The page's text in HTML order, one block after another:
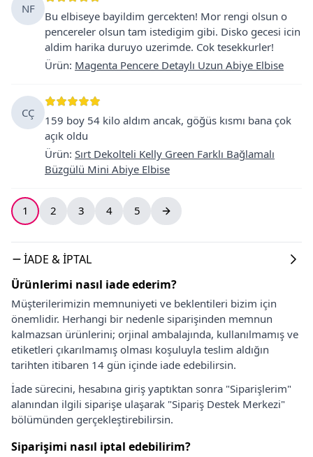
NF
Bu elbiseye bayildim gercekten! Mor rengi olsun o
pencereler olsun tam istedigim gibi. Disko gecesi icin
aldim harika duruyo uzerimde. Cok tesekkurler!
Ürün: Magenta Pencere Detaylı Uzun Abiye Elbise
CÇ
159 boy 54 kilo aldım ancak, göğüs kısmı bana çok
açık oldu
Ürün: Sırt Dekolteli Kelly Green Farklı Bağlamalı
Büzgülü Mini Abiye Elbise
1 2 3 4 5
İADE & İPTAL
Ürünlerimi nasıl iade ederim?
Müşterilerimizin memnuniyeti ve beklentileri bizim için
önemlidir. Herhangi bir nedenle siparişinden memnun
kalmazsan ürünlerini; orjinal ambalajında, kullanılmamış ve
etiketleri çıkarılmamış olması koşuluyla teslim aldığın
tarihten itibaren 14 gün içinde iade edebilirsin.
İade sürecini, hesabına giriş yaptıktan sonra "Siparişlerim"
alanından ilgili siparişe ulaşarak "Sipariş Destek Merkezi"
bölümünden gerçekleştirebilirsin.
Siparişimi nasıl iptal edebilirim?